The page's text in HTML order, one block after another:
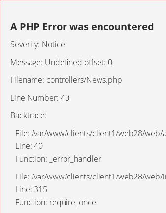
A PHP Error was encountered
Severity: Notice
Message: Undefined offset: 0
Filename: controllers/News.php
Line Number: 40
Backtrace:
File: /var/www/clients/client1/web28/
Line: 40
Function: _error_handler
File: /var/www/clients/client1/web28/web/
Line: 315
Function: require_once